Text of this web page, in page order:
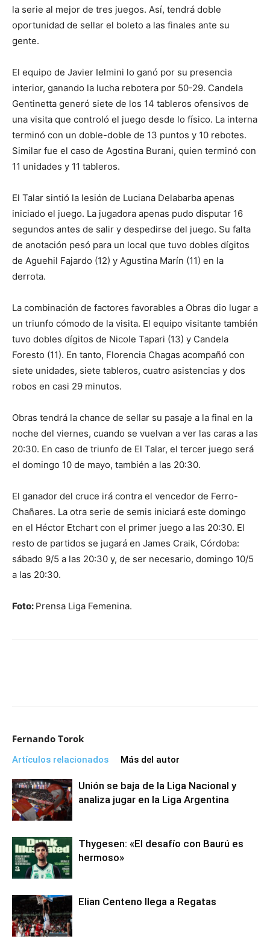
la serie al mejor de tres juegos. Así, tendrá doble
oportunidad de sellar el boleto a las finales ante su
gente.
El equipo de Javier Ielmini lo ganó por su presencia
interior, ganando la lucha rebotera por 50-29. Candela
Gentinetta generó siete de los 14 tableros ofensivos de
una visita que controló el juego desde lo físico. La interna
terminó con un doble-doble de 13 puntos y 10 rebotes.
Similar fue el caso de Agostina Burani, quien terminó con
11 unidades y 11 tableros.
El Talar sintió la lesión de Luciana Delabarba apenas
iniciado el juego. La jugadora apenas pudo disputar 16
segundos antes de salir y despedirse del juego. Su falta
de anotación pesó para un local que tuvo dobles dígitos
de Aguehil Fajardo (12) y Agustina Marín (11) en la
derrota.
La combinación de factores favorables a Obras dio lugar a
un triunfo cómodo de la visita. El equipo visitante también
tuvo dobles dígitos de Nicole Tapari (13) y Candela
Foresto (11). En tanto, Florencia Chagas acompañó con
siete unidades, siete tableros, cuatro asistencias y dos
robos en casi 29 minutos.
Obras tendrá la chance de sellar su pasaje a la final en la
noche del viernes, cuando se vuelvan a ver las caras a las
20:30. En caso de triunfo de El Talar, el tercer juego será
el domingo 10 de mayo, también a las 20:30.
El ganador del cruce irá contra el vencedor de Ferro-
Chañares. La otra serie de semis iniciará este domingo
en el Héctor Etchart con el primer juego a las 20:30. El
resto de partidos se jugará en James Craik, Córdoba:
sábado 9/5 a las 20:30 y, de ser necesario, domingo 10/5
a las 20:30.
Foto: Prensa Liga Femenina.
Fernando Torok
Artículos relacionados Más del autor
Unión se baja de la Liga Nacional y
analiza jugar en la Liga Argentina
Thygesen: «El desafío con Baurú es
hermoso»
Elian Centeno llega a Regatas